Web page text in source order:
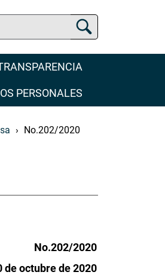
PERSONALES
No.202/2020
No.202/2020
de octubre de 2020